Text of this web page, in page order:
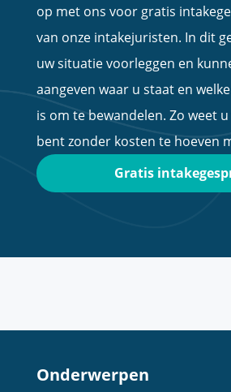
op met ons voor gratis
van onze intakejuristen. In dit
uw situatie voorleggen en
aangeven waar u staat en
is om te bewandelen. Zo weet
bent zonder kosten te hoeven
Gratis
Onderwerpen